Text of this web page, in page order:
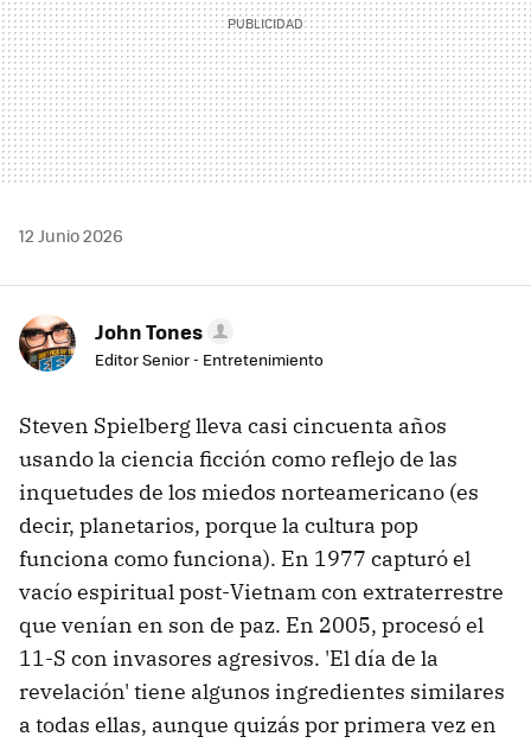
12 Junio 2026
John Tones
Editor Senior - Entretenimiento
Steven Spielberg lleva casi cincuenta años
usando la ciencia ficción como reflejo de las
inquetudes de los miedos norteamericano (es
decir, planetarios, porque la cultura pop
funciona como funciona). En 1977 capturó el
vacío espiritual post-Vietnam con extraterrestre
que venían en son de paz. En 2005, procesó el
11-S con invasores agresivos. 'El día de la
revelación' tiene algunos ingredientes similares
a todas ellas, aunque quizás por primera vez en